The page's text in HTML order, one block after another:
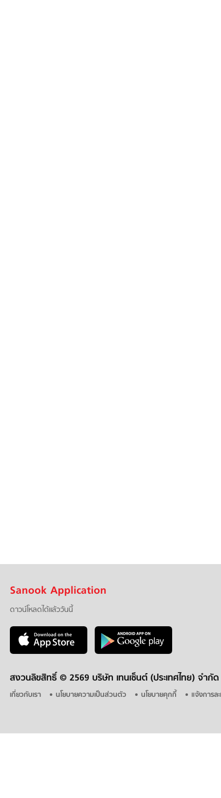
Sanook Application
ดาวน์โหลดได้แล้ววันนี้
สงวนลิขสิทธิ์ © 2569 บริษัท เทนเซ็นต์ (ประเทศไทย) จำกัด
เกี่ยวกับเรา นโยบายความเป็นส่วนตัว นโยบายคุกกี้ แจ้งการล